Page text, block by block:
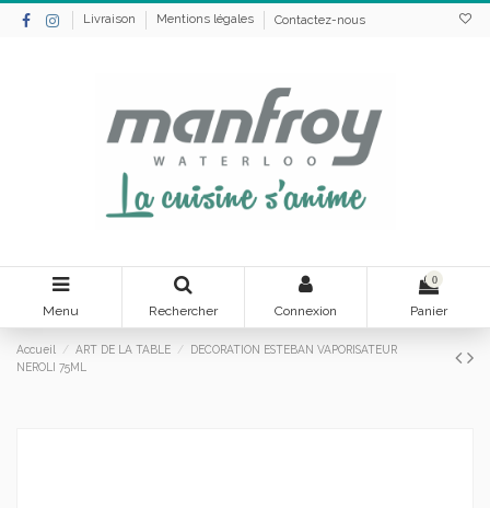
Livraison Mentions légales Contactez-nous
Menu Rechercher Connexion
0
Panier
Accueil ART DE LA TABLE
DECORATION ESTEBAN VAPORISATEUR
NEROLI 75ML